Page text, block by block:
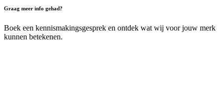
Graag meer info gehad?
Boek een kennismakingsgesprek en ontdek wat wij voor jouw merk
kunnen betekenen.